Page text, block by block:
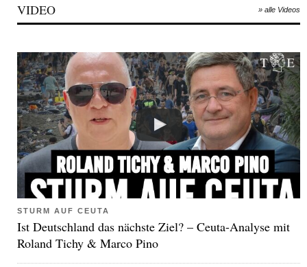
VIDEO » alle Videos
STURM AUF CEUTA
Ist Deutschland das nächste Ziel? – Ceuta-Analyse mit
Roland Tichy & Marco Pino